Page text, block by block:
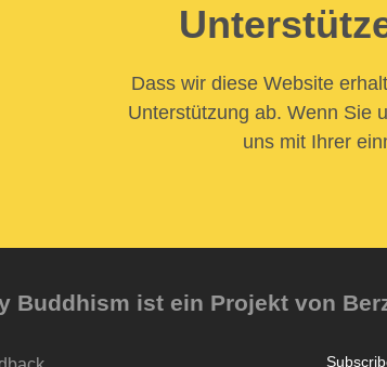
Dass wir diese Website
Unterstützung ab. Wenn Sie
uns mit Ihrer
Buddhism ist ein Projekt von